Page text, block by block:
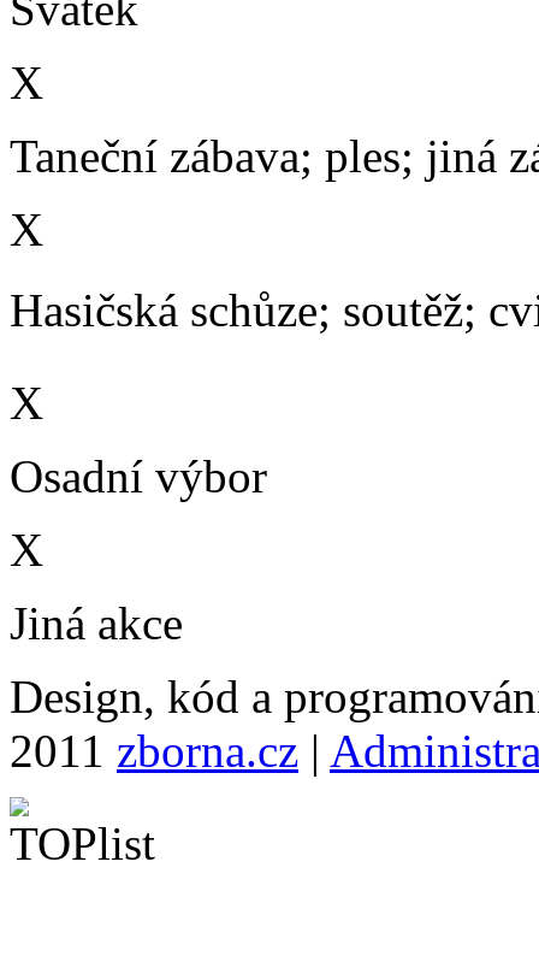
X
Taneční zábava; ples; jiná
X
Hasičská schůze; soutěž;
X
Osadní výbor
X
Jiná akce
Design, kód a
2011 zborna.cz |